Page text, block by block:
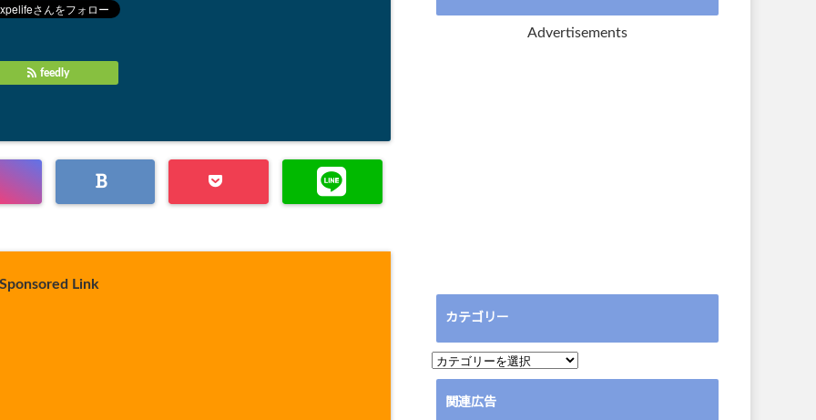
feedly
Sponsored Link
Advertisements
カテゴリー
カ
テ
関連広告